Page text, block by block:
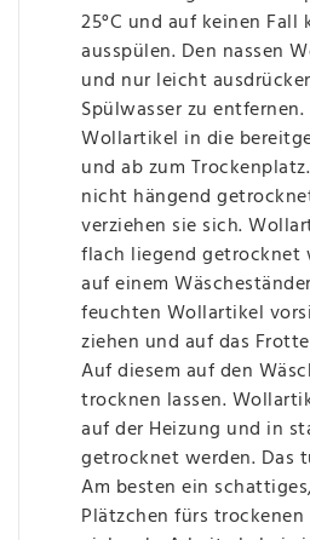
25°C und auf keinen
ausspülen. Den nassen
und nur leicht
Spülwasser zu entfernen.
Wollartikel in die
und ab zum
nicht hängend
verziehen sie sich.
flach liegend getrocknet
auf einem
feuchten Wollartikel
ziehen und auf das
Auf diesem auf den
trocknen lassen.
auf der Heizung und in
getrocknet werden. Das
Am besten ein
Plätzchen fürs